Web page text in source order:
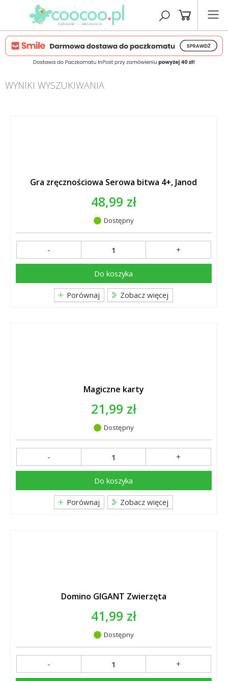
WYNIKI WYSZUKIWANIA
Gra zręcznościowa Serowa bitwa 4+, Janod
48,99 zł
Dostępny
- +
Do koszyka
Porównaj Zobacz więcej
Magiczne karty
21,99 zł
Dostępny
- +
Do koszyka
Porównaj Zobacz więcej
Domino GIGANT Zwierzęta
41,99 zł
Dostępny
- +